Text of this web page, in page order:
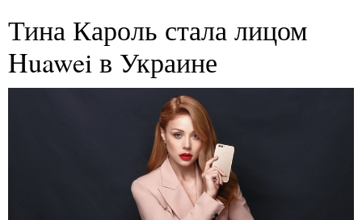
Тина Кароль стала лицом
Huawei в Украине